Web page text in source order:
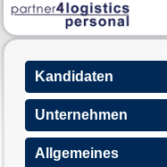
Kandidaten
Unternehmen
Allgemeines